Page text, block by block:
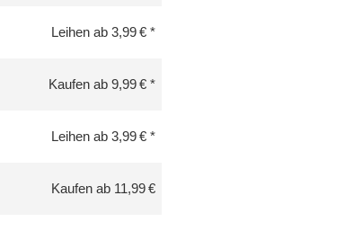
Leihen ab 3,99 €
Kaufen ab 9,99 €
Leihen ab 3,99 €
Kaufen ab 11,99 €